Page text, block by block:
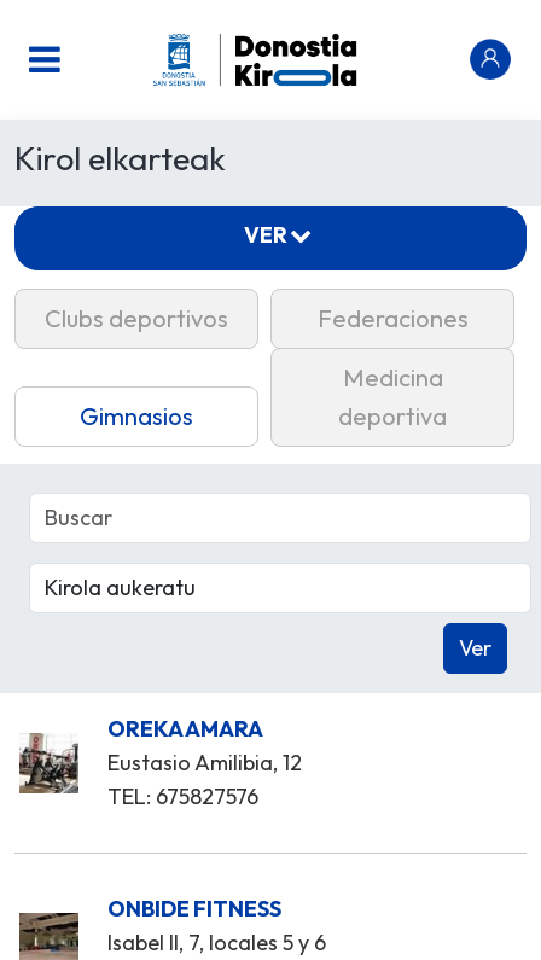
Kirol elkarteak
Clubs deportivos Federaciones
Gimnasios
Medicina
deportiva
OREKA AMARA
Eustasio Amilibia, 12
TEL: 675827576
ONBIDE FITNESS
Isabel II, 7, locales 5 y 6
VER